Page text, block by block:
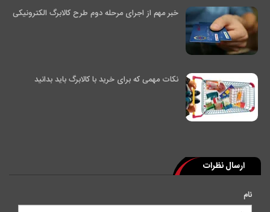
خبر مهم از اجرای مرحله دوم طرح کالابرگ الکترونیکی
نکات مهمی که برای خرید با کالابرگ باید بدانید
ارسال نظرات
نام